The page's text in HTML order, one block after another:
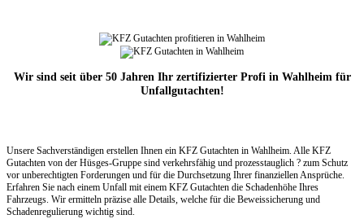
Wir sind seit über 50 Jahren Ihr zertifizierter Profi in Wahlheim für
Unfallgutachten!
Unsere Sachverständigen erstellen Ihnen ein KFZ Gutachten in Wahlheim. Alle KFZ
Gutachten von der Hüsges-Gruppe sind verkehrsfähig und prozesstauglich ? zum Schutz
vor unberechtigten Forderungen und für die Durchsetzung Ihrer finanziellen Ansprüche.
Erfahren Sie nach einem Unfall mit einem KFZ Gutachten die Schadenhöhe Ihres
Fahrzeugs. Wir ermitteln präzise alle Details, welche für die Beweissicherung und
Schadenregulierung wichtig sind.